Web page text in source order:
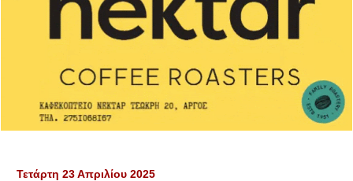
Τετάρτη 23 Απριλίου 2025